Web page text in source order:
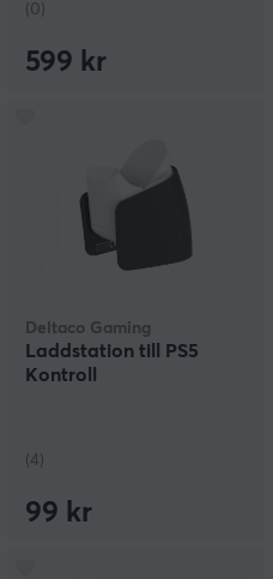
(0)
599 kr
Deltaco Gaming
Laddstation till PS5
Kontroll
(4)
99 kr